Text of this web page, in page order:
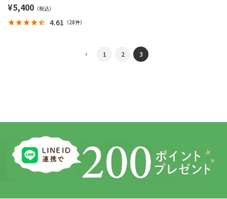
¥5,400
4.61 （28件）
1 2 3